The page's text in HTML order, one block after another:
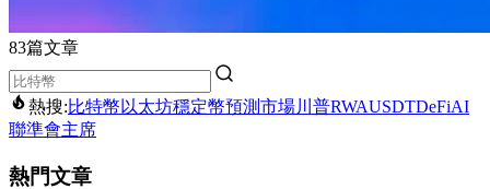
83篇文章
熱搜:比特幣 以太坊穩定幣預測市場川普RWAUSDTDeFiAI
聯準會主席
熱門文章